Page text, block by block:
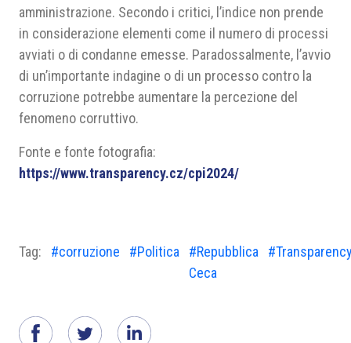
amministrazione. Secondo i critici, l’indice non prende
in considerazione elementi come il numero di processi
avviati o di condanne emesse. Paradossalmente, l’avvio
di un’importante indagine o di un processo contro la
corruzione potrebbe aumentare la percezione del
fenomeno corruttivo.
Fonte e fonte fotografia:
https://www.transparency.cz/cpi2024/
Tag: #corruzione #Politica
#Repubblica
Ceca